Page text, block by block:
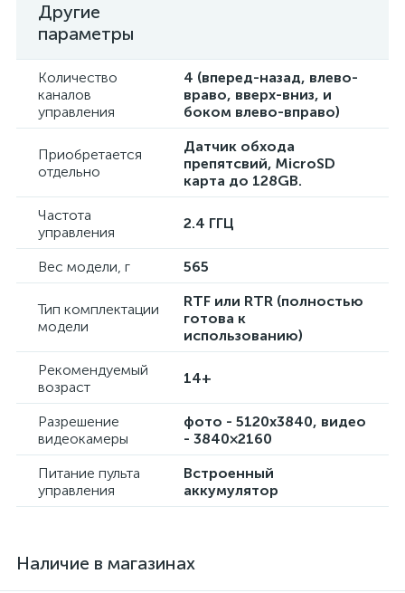
Другие
параметры
Количество
каналов
управления
4 (вперед-назад, влево-
враво, вверх-вниз, и
боком влево-вправо)
Приобретается
отдельно
Датчик обхода
препятсвий, MicroSD
карта до 128GB.
Частота
управления
2.4 ГГЦ
Вес модели, г 565
Тип комплектации
модели
RTF или RTR (полностью
готова к
использованию)
Рекомендуемый
возраст
14+
Разрешение
видеокамеры
фото - 5120х3840, видео
- 3840×2160
Питание пульта
управления
Встроенный
аккумулятор
Наличие в магазинах